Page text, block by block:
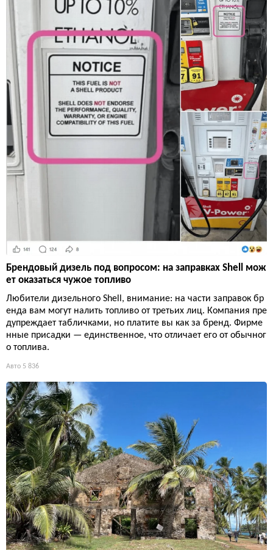
Брендовый дизель под вопросом: на заправках Shell мож
ет оказаться чужое топливо
Любители дизельного Shell, внимание: на части заправок бр
енда вам могут налить топливо от третьих лиц. Компания пре
дупреждает табличками, но платите вы как за бренд. Фирме
нные присадки — единственное, что отличает его от обычног
о топлива.
Авто 5 836